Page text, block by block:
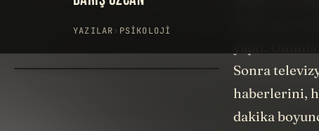
Sonra
haberlerini,
dakika